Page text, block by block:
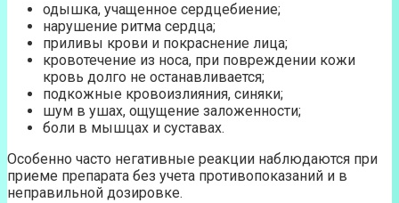
одышка, учащенное сердцебиение;
нарушение ритма сердца;
приливы крови и покраснение лица;
кровотечение из носа, при повреждении кожи
кровь долго не останавливается;
подкожные кровоизлияния, синяки;
шум в ушах, ощущение заложенности;
боли в мышцах и суставах.
Особенно часто негативные реакции наблюдаются при
приеме препарата без учета противопоказаний и в
неправильной дозировке.